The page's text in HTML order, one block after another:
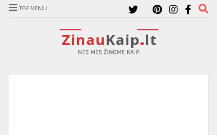
TOP MENIU